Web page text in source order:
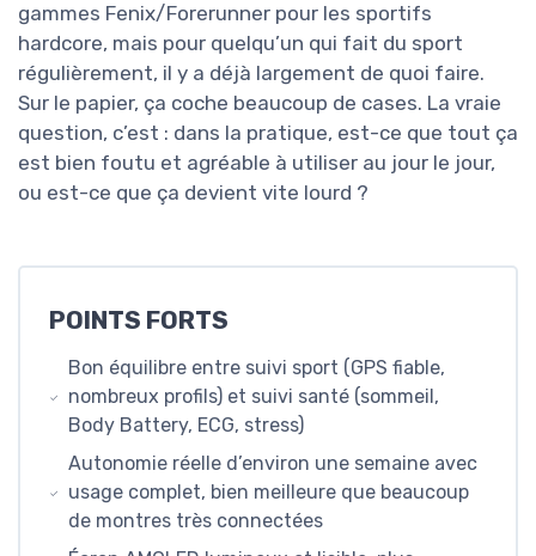
gammes Fenix/Forerunner pour les sportifs
hardcore, mais pour quelqu’un qui fait du sport
régulièrement, il y a déjà largement de quoi faire.
Sur le papier, ça coche beaucoup de cases. La vraie
question, c’est : dans la pratique, est-ce que tout ça
est bien foutu et agréable à utiliser au jour le jour,
ou est-ce que ça devient vite lourd ?
POINTS FORTS
Bon équilibre entre suivi sport (GPS fiable,
nombreux profils) et suivi santé (sommeil,
Body Battery, ECG, stress)
Autonomie réelle d’environ une semaine avec
usage complet, bien meilleure que beaucoup
de montres très connectées